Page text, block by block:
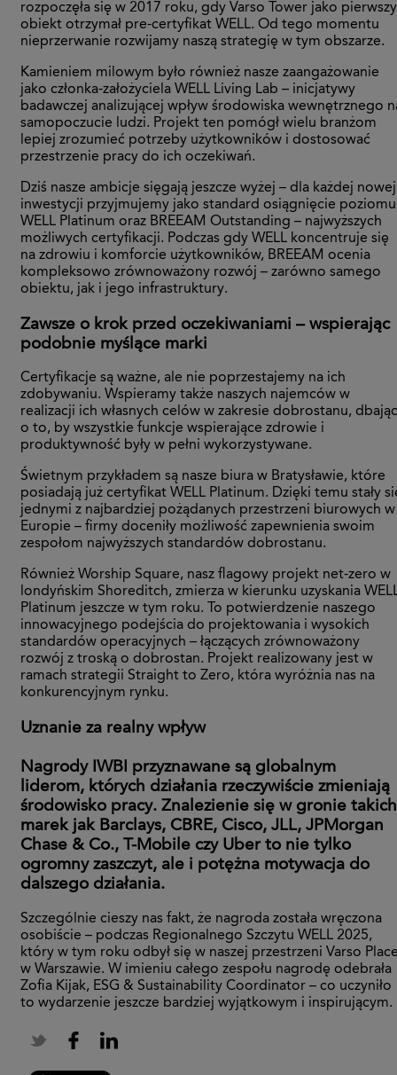
rozpoczęła się w 2017 roku, gdy Varso Tower jako pierwszy
obiekt otrzymał pre-certyfikat WELL. Od tego momentu
nieprzerwanie rozwijamy naszą strategię w tym obszarze.
Kamieniem milowym było również nasze zaangażowanie
jako członka-założyciela WELL Living Lab – inicjatywy
badawczej analizującej wpływ środowiska wewnętrznego
samopoczucie ludzi. Projekt ten pomógł wielu branżom
lepiej zrozumieć potrzeby użytkowników i dostosować
przestrzenie pracy do ich oczekiwań.
Dziś nasze ambicje sięgają jeszcze wyżej – dla każdej nowej
inwestycji przyjmujemy jako standard osiągnięcie poziomu
WELL Platinum oraz BREEAM Outstanding – najwyższych
możliwych certyfikacji. Podczas gdy WELL koncentruje się
na zdrowiu i komforcie użytkowników, BREEAM ocenia
kompleksowo zrównoważony rozwój – zarówno samego
obiektu, jak i jego infrastruktury.
Zawsze o krok przed oczekiwaniami – wspierając
podobnie myślące marki
Certyfikacje są ważne, ale nie poprzestajemy na ich
zdobywaniu. Wspieramy także naszych najemców w
realizacji ich własnych celów w zakresie dobrostanu, dbając
o to, by wszystkie funkcje wspierające zdrowie i
produktywność były w pełni wykorzystywane.
Świetnym przykładem są nasze biura w Bratysławie, które
posiadają już certyfikat WELL Platinum. Dzięki temu stały
jednymi z najbardziej pożądanych przestrzeni biurowych w
Europie – firmy doceniły możliwość zapewnienia swoim
zespołom najwyższych standardów dobrostanu.
Również Worship Square, nasz flagowy projekt net-zero w
londyńskim Shoreditch, zmierza w kierunku uzyskania
Platinum jeszcze w tym roku. To potwierdzenie naszego
innowacyjnego podejścia do projektowania i wysokich
standardów operacyjnych – łączących zrównoważony
rozwój z troską o dobrostan. Projekt realizowany jest w
ramach strategii Straight to Zero, która wyróżnia nas na
konkurencyjnym rynku.
Uznanie za realny wpływ
Nagrody IWBI przyznawane są globalnym
liderom, których działania rzeczywiście zmieniają
środowisko pracy. Znalezienie się w gronie takich
marek jak Barclays, CBRE, Cisco, JLL, JPMorgan
Chase & Co., T-Mobile czy Uber to nie tylko
ogromny zaszczyt, ale i potężna motywacja do
dalszego działania.
Szczególnie cieszy nas fakt, że nagroda została wręczona
osobiście – podczas Regionalnego Szczytu WELL 2025,
który w tym roku odbył się w naszej przestrzeni Varso
w Warszawie. W imieniu całego zespołu nagrodę odebrała
Zofia Kijak, ESG & Sustainability Coordinator – co uczyniło
to wydarzenie jeszcze bardziej wyjątkowym i inspirującym.